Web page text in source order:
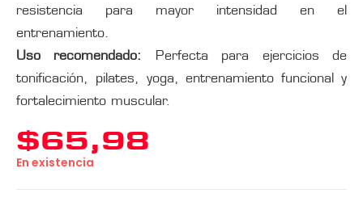
resistencia para mayor intensidad en el
entrenamiento.
Uso recomendado:
Perfecta para ejercicios de
tonificación, pilates, yoga, entrenamiento funcional y
fortalecimiento muscular.
$65,98
En existencia